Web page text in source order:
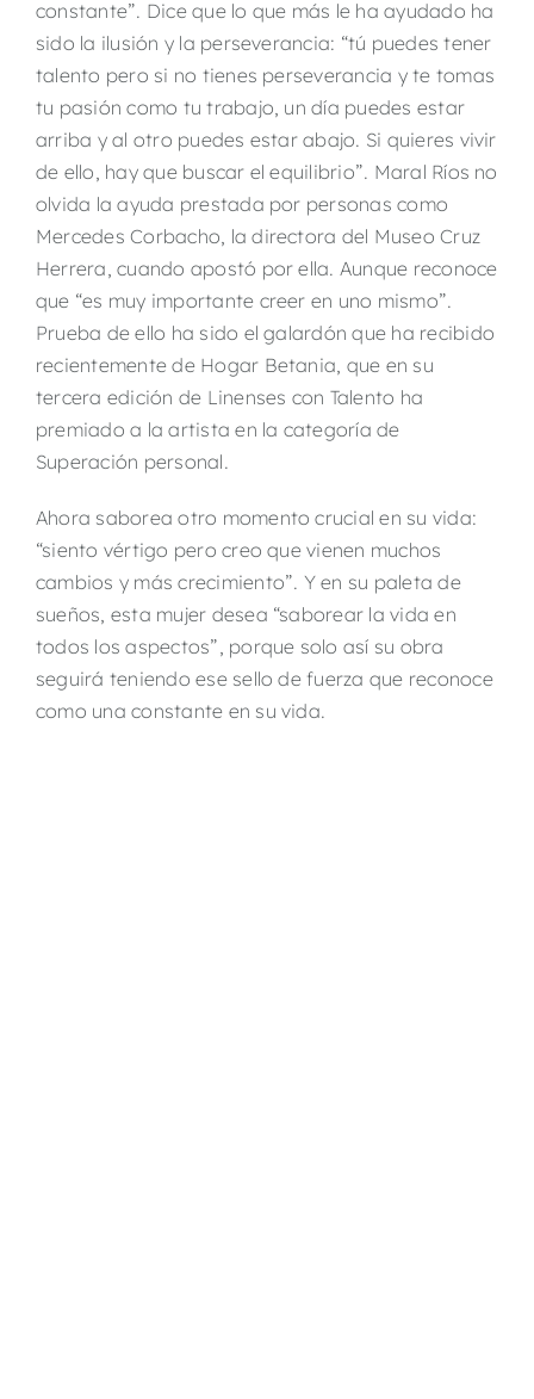
constante”. Dice que lo que más le ha ayudado ha
sido la ilusión y la perseverancia: “tú puedes tener
talento pero si no tienes perseverancia y te tomas
tu pasión como tu trabajo, un día puedes estar
arriba y al otro puedes estar abajo. Si quieres vivir
de ello, hay que buscar el equilibrio”. Maral Ríos no
olvida la ayuda prestada por personas como
Mercedes Corbacho, la directora del Museo Cruz
Herrera, cuando apostó por ella. Aunque reconoce
que “es muy importante creer en uno mismo”.
Prueba de ello ha sido el galardón que ha recibido
recientemente de Hogar Betania, que en su
tercera edición de Linenses con Talento ha
premiado a la artista en la categoría de
Superación personal.
Ahora saborea otro momento crucial en su vida:
“siento vértigo pero creo que vienen muchos
cambios y más crecimiento”. Y en su paleta de
sueños, esta mujer desea “saborear la vida en
todos los aspectos”, porque solo así su obra
seguirá teniendo ese sello de fuerza que reconoce
como una constante en su vida.